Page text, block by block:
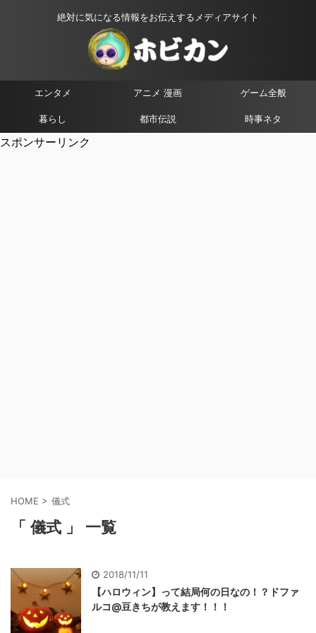
絶対に気になる情報をお伝えするメディアサイト
エンタメ アニメ 漫画 ゲーム全般
暮らし 都市伝説 時事ネタ
スポンサーリンク
HOME > 儀式
「 儀式 」 一覧
2018/11/11
【ハロウィン】って結局何の日なの！？ドファ
ルコ@豆きちが教えます！！！